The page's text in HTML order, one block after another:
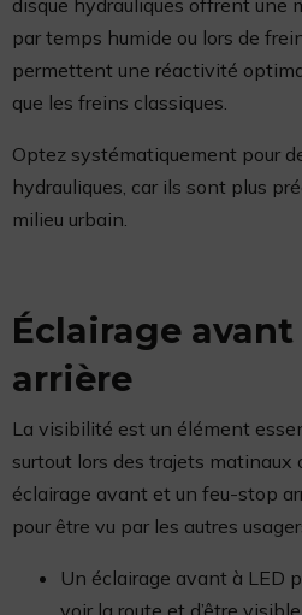
disque hydrauliques offrent une
par temps humide ou lors de
permettent une réactivité
que les freins classiques.
Optez systématiquement pour
hydrauliques, car ils sont plus
milieu urbain.
Éclairage
arrière
La visibilité est un élément
surtout lors des trajets matinaux
éclairage avant et un feu-stop
pour être vu par les autres
Un éclairage avant à LED